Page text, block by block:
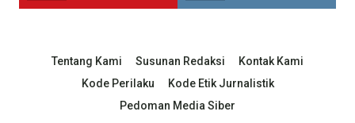
Tentang Kami Susunan Redaksi
Kontak Kami
Kode Perilaku
Kode Etik Jurnalistik
Pedoman Media Siber